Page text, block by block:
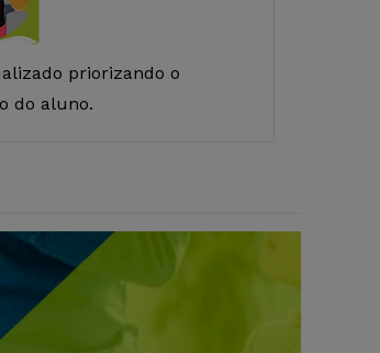
priorizando o
do aluno.